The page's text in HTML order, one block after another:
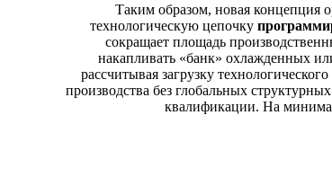
Таким образом, новая концепция
технологическую цепочку
сокращает площадь
накапливать «банк» охлажденных
рассчитывая загрузку
производства без глобальных
квалификации. На